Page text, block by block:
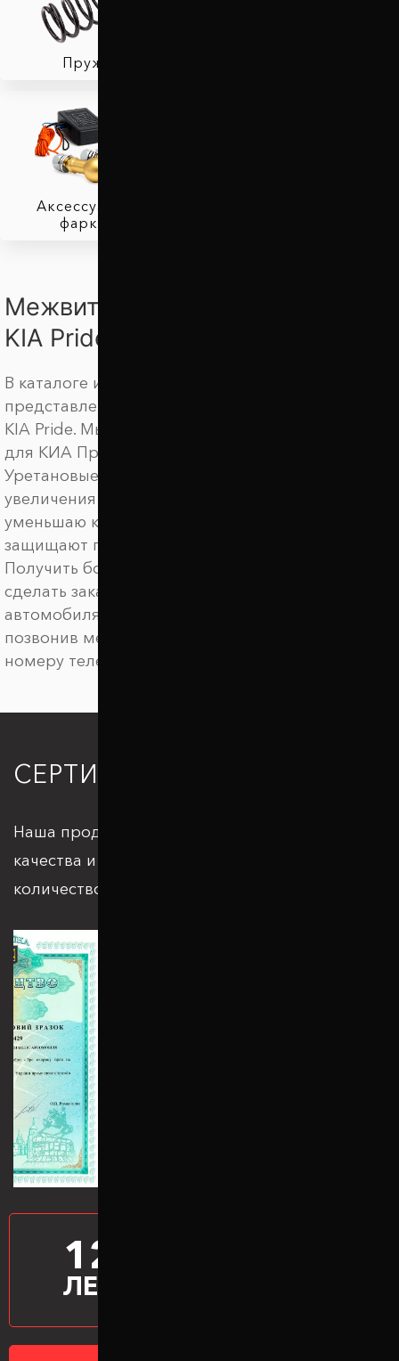
Пружины
Аксессуары для
фаркопов
Межвитковые проставки для
KIA Pride
В каталоге интернет магазина Автопроставка
представлены амортизирующие подушки для
KIA Pride. Мы предлагаем купить автобаферы
для КИА Прайд по выгодной цене.
Уретановые баферы ТТС предназначены для
увеличения клиренса автомобиля, они
уменьшаю крен автомобиля в поворотах,
защищают подвеску от пробоев.
Получить более детальную информацию,
сделать заказ на межвитковые проставки для
автомобиля KIA Pride. можно онлайн или
позвонив менеджеру по удобному для вас
номеру телефона.
СЕРТИФИКАЦИЯ
Наша продукция отвечает всем стандартам
качества и подкрепляется большим
количеством патентов и сертификатов
12
ЛЕТ